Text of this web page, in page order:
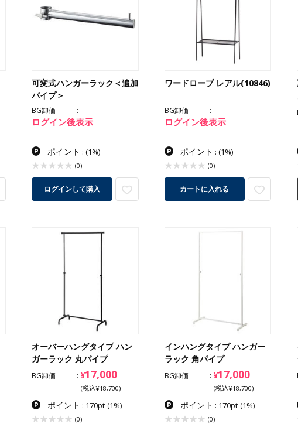
可変式ハンガーラック＜追加
パイプ＞
BG卸価
ログイン後表示
ポイント : (1%)
(0)
ログインして購入
ワードローブ レアル(10846)
BG卸価
ログイン後表示
ポイント : (1%)
(0)
カートに入れる
オーバーハングタイプ ハン
ガーラック 丸パイプ
BG卸価 ¥17,000
(税込¥18,700)
ポイント : 170pt (1%)
(0)
インハングタイプ ハンガー
ラック 角パイプ
BG卸価 ¥17,000
(税込¥18,700)
ポイント : 170pt (1%)
(0)